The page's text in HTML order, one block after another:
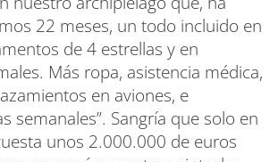
22 meses, un todo incluido en
de 4 estrellas y en
Más ropa, asistencia médica,
en aviones, e
semanales”. Sangría que solo en
unos 2.000.000 de euros